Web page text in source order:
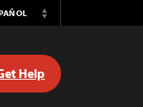
Switch
Help